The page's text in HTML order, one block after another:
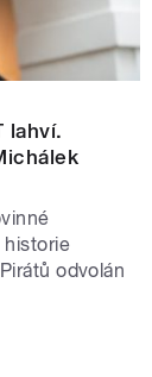
lahví.
historie
odvolán